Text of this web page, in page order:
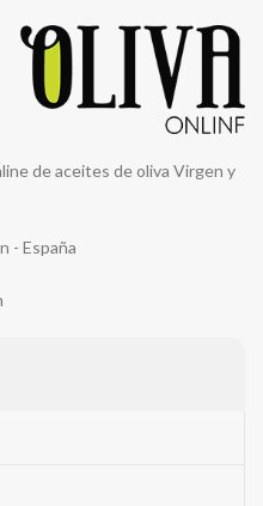
de aceites de oliva Virgen y
- España